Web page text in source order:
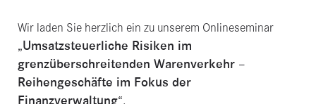
Wir laden Sie herzlich ein zu unserem Onlineseminar
„Umsatzsteuerliche Risiken im
grenzüberschreitenden Warenverkehr –
Reihengeschäfte im Fokus der
Finanzverwaltung“.